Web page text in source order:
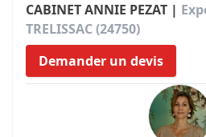
CABINET ANNIE PEZAT |
TRELISSAC (24750)
Demander un devis